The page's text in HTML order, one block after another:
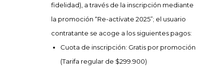
fidelidad), a través de la inscripción mediante
la promoción “Re-actívate 2025”; el usuario
contratante se acoge a los siguientes pagos:
Cuota de inscripción: Gratis por promoción
(Tarifa regular de $299.900)